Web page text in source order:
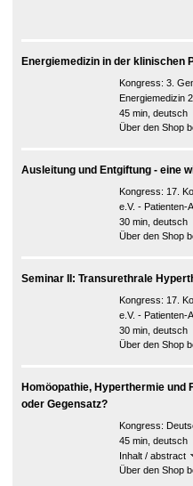
Energiemedizin in der klinischen
Kongress: 3.
Energiemedizin
45 min, deutsch
Über den Shop
Ausleitung und Entgiftung - eine
Kongress: 17.
e.V. - Patienten-
30 min, deutsch
Über den Shop
Seminar II: Transurethrale
Kongress: 17.
e.V. - Patienten-
30 min, deutsch
Über den Shop
Homöopathie, Hyperthermie und
oder Gegensatz?
Kongress:
45 min, deutsch
Inhalt / abstract
Über den Shop